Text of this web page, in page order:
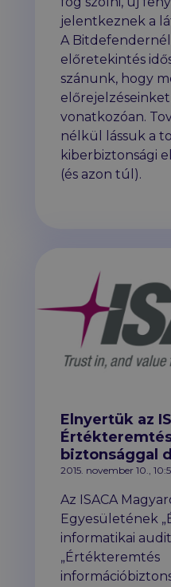
jelentkeznek a
A
előretekintés
szánunk, hogy
vonatkozóan.
nélkül lássuk a
kiberbiztonsági
(és azon túl).
Elnyertük az
biztonsággal
2015. november 10.,
Az ISACA
Egyesületének
informatikai
„Értékteremtés